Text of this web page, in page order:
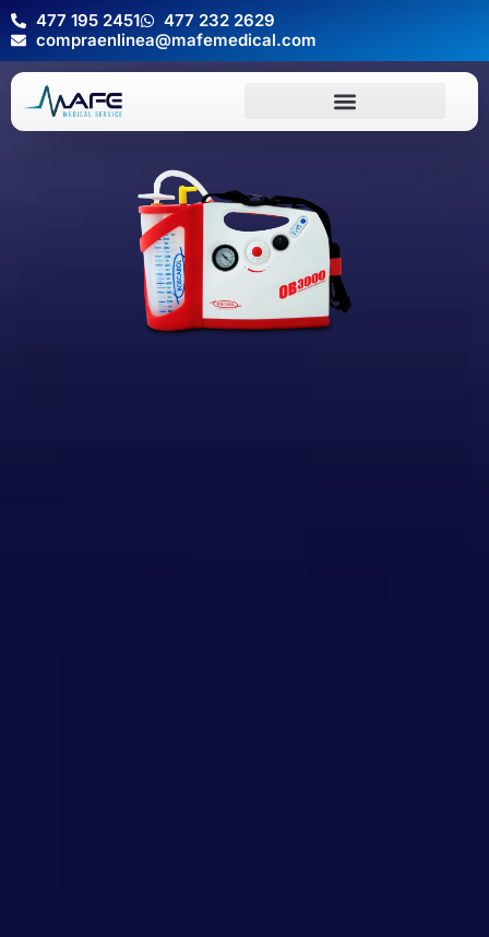
477 195 2451
477 232 2629
compraenlinea@mafemedical.com